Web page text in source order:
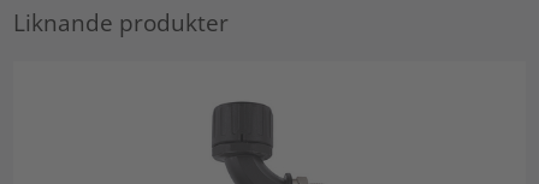
Liknande produkter